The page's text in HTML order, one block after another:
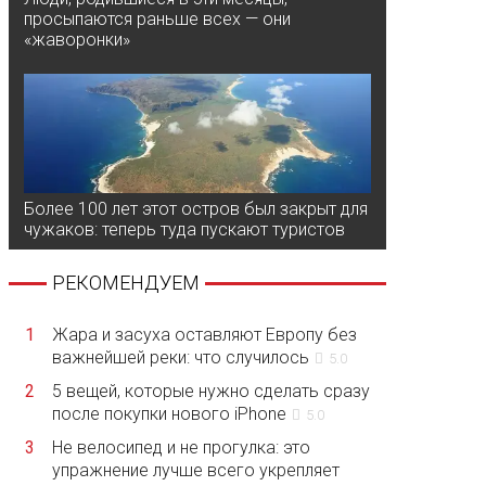
просыпаются раньше всех — они
«жаворонки»
Более 100 лет этот остров был закрыт для
чужаков: теперь туда пускают туристов
РЕКОМЕНДУЕМ
1
Жара и засуха оставляют Европу без
важнейшей реки: что случилось
5.0
2
5 вещей, которые нужно сделать сразу
после покупки нового iPhone
5.0
3
Не велосипед и не прогулка: это
упражнение лучше всего укрепляет